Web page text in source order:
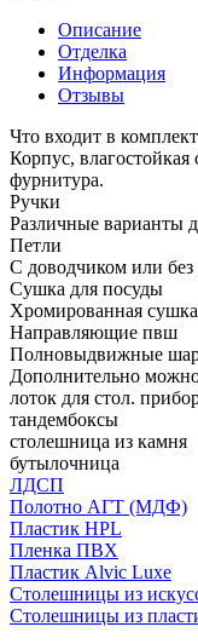
Описание
Отделка
Информация
Отзывы
Что входит в
Корпус,
фурнитура.
Ручки
Различные варианты
Петли
С доводчиком или
Сушка для посуды
Хромированная
Направляющие пвш
Полновыдвижные
Дополнительно
лоток для стол.
тандембоксы
столешница из камня
бутылочница
ЛДСП
Полотно АГТ (МДФ)
Пластик HPL
Пленка ПВХ
Пластик Alvic Luxe
Столешницы из
Столешницы из